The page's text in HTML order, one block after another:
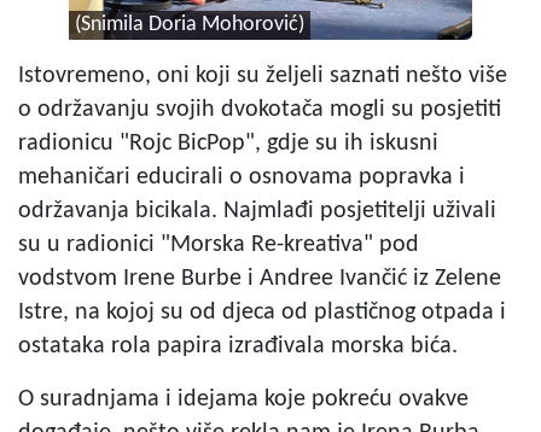
(Snimila Doria Mohorović)
Istovremeno, oni koji su željeli saznati nešto više
o održavanju svojih dvokotača mogli su posjetiti
radionicu "Rojc BicPop", gdje su ih iskusni
mehaničari educirali o osnovama popravka i
održavanja bicikala. Najmlađi posjetitelji uživali
su u radionici "Morska Re-kreativa" pod
vodstvom Irene Burbe i Andree Ivančić iz Zelene
Istre, na kojoj su od djeca od plastičnog otpada i
ostataka rola papira izrađivala morska bića.
O suradnjama i idejama koje pokreću ovakve